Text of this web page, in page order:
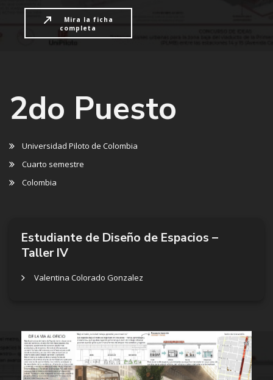
Mira la ficha
completa
2do Puesto
Universidad Piloto de Colombia
Cuarto semestre
Colombia
Estudiante de Diseño de Espacios –
Taller IV
Valentina Colorado Gonzalez